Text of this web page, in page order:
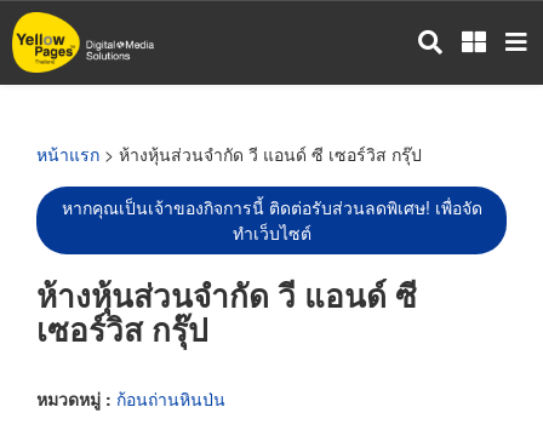
ข้าม
ไป
หน้าแรก > ห้างหุ้นส่วนจำกัด วี แอนด์ ซี เซอร์วิส กรุ๊ป
หากคุณเป็นเจ้าของกิจการนี้ ติดต่อรับส่วนลดพิเศษ! เพื่อจัด
ทำเว็บไซต์
ห้างหุ้นส่วนจำกัด วี แอนด์ ซี
เซอร์วิส กรุ๊ป
หมวดหมู่ : ก้อนถ่านหินป่น